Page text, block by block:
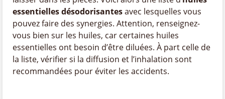
essentielles désodorisantesavec lesquelles vous
pouvez faire des synergies. Attention, renseignez-
vous bien sur les huiles, car certaines huiles
essentielles ont besoin d’être diluées. À part celle de
la liste, vérifier si la diffusion et l’inhalation sont
recommandées pour éviter les accidents.